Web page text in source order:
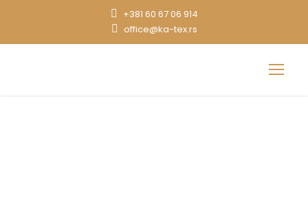
+381 60 67 06 914
office@ka-tex.rs